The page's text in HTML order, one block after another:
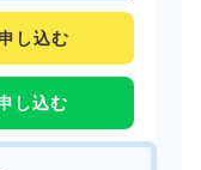
し込む
し込む